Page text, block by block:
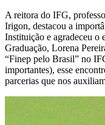
A reitora do IFG,
Irigon, destacou a
Instituição e agradeceu o
Graduação, Lorena
“Finep pelo Brasil” no
importantes), esse
parcerias que nos